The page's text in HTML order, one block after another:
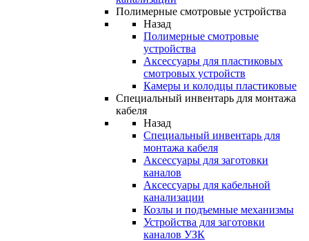
Полимерные смотровые устройства
Назад
Полимерные смотровые
устройства
Аксессуары для пластиковых
смотровых устройств
Камеры и колодцы пластиковые
Специальный инвентарь для монтажа
кабеля
Назад
Специальный инвентарь для
монтажа кабеля
Аксессуары для заготовки
каналов
Аксессуары для кабельной
канализации
Козлы и подъемные механизмы
Устройства для заготовки
каналов УЗК